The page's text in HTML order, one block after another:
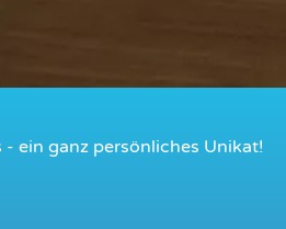
ein ganz persönliches Unikat!